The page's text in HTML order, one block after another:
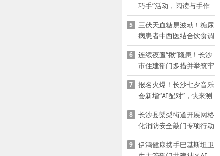
巧手”活动，阅读与手作
赋能少儿暑期成长
5
三伏天血糖易波动！糖尿
病患者中西医结合饮食调
养指南
6
连续夜查“揪”隐患！长沙
市住建部门多措并举筑牢
夏季建筑施工安全防线
7
报名火爆！长沙七夕音乐
会新增“AI配对”，快来测
测你的七夕缘分
8
长沙县㮾梨街道开展网格
化消防安全敲门专项行动
9
伊鸿健康携手巴基斯坦卫